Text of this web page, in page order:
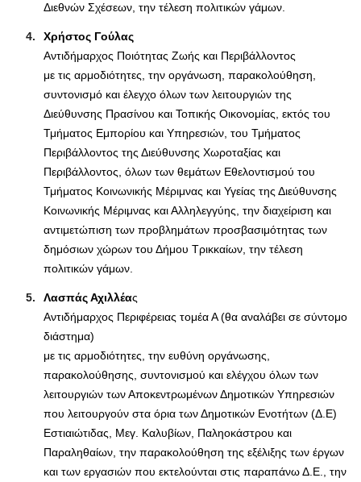
Διεθνών Σχέσεων, την τέλεση πολιτικών γάμων.
Χρήστος Γούλας
Αντιδήμαρχος Ποιότητας Ζωής και Περιβάλλοντος
με τις αρμοδιότητες, την οργάνωση, παρακολούθηση,
συντονισμό και έλεγχο όλων των λειτουργιών της
Διεύθυνσης Πρασίνου και Τοπικής Οικονομίας, εκτός του
Τμήματος Εμπορίου και Υπηρεσιών, του Τμήματος
Περιβάλλοντος της Διεύθυνσης Χωροταξίας και
Περιβάλλοντος, όλων των θεμάτων Εθελοντισμού του
Τμήματος Κοινωνικής Μέριμνας και Υγείας της Διεύθυνσης
Κοινωνικής Μέριμνας και Αλληλεγγύης, την διαχείριση και
αντιμετώπιση των προβλημάτων προσβασιμότητας των
δημόσιων χώρων του Δήμου Τρικκαίων, την τέλεση
πολιτικών γάμων.
Λασπάς Αχιλλέας
Αντιδήμαρχος Περιφέρειας τομέα Α (θα αναλάβει σε σύντομο
διάστημα)
με τις αρμοδιότητες, την ευθύνη οργάνωσης,
παρακολούθησης, συντονισμού και ελέγχου όλων των
λειτουργιών των Αποκεντρωμένων Δημοτικών Υπηρεσιών
που λειτουργούν στα όρια των Δημοτικών Ενοτήτων (Δ.Ε)
Εστιαιώτιδας, Μεγ. Καλυβίων, Παληοκάστρου και
Παραληθαίων, την παρακολούθηση της εξέλιξης των έργων
και των εργασιών που εκτελούνται στις παραπάνω Δ.Ε., την